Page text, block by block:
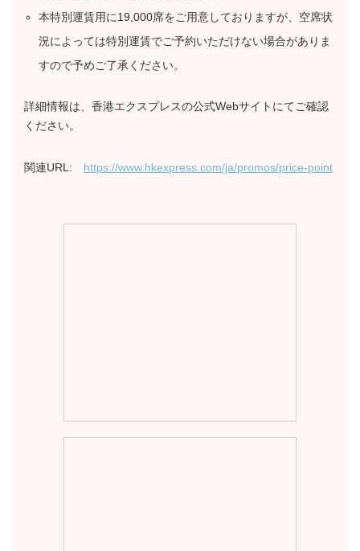
本特別運賃用に19,000席をご用意しておりますが、空席状
況によっては特別運賃でご予約いただけない場合がありま
すので予めご了承ください。
詳細情報は、香港エクスプレスの公式Webサイトにてご確認
ください。
関連URL: https://www.hkexpress.com/ja/promos/price-point